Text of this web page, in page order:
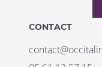
CONTACT